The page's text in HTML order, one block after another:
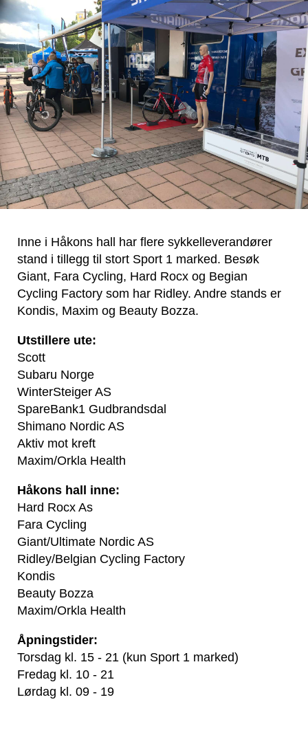
Inne i Håkons hall har flere sykkelleverandører
stand i tillegg til stort Sport 1 marked. Besøk
Giant, Fara Cycling, Hard Rocx og Begian
Cycling Factory som har Ridley. Andre stands er
Kondis, Maxim og Beauty Bozza.
Utstillere ute:
Scott
Subaru Norge
WinterSteiger AS
SpareBank1 Gudbrandsdal
Shimano Nordic AS
Aktiv mot kreft
Maxim/Orkla Health
Håkons hall inne:
Hard Rocx As
Fara Cycling
Giant/Ultimate Nordic AS
Ridley/Belgian Cycling Factory
Kondis
Beauty Bozza
Maxim/Orkla Health
Åpningstider:
Torsdag kl. 15 - 21 (kun Sport 1 marked)
Fredag kl. 10 - 21
Lørdag kl. 09 - 19